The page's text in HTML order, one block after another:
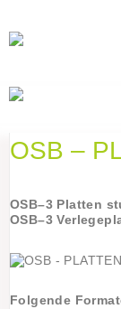
Inhalt
springen
OSB –
OSB–3 Platten
OSB–3
Folgende